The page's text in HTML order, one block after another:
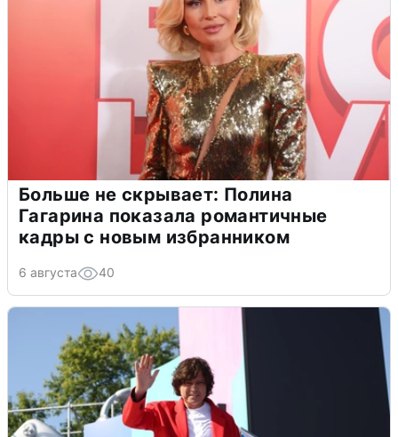
Больше не скрывает: Полина
Гагарина показала романтичные
кадры с новым избранником
6 августа 40